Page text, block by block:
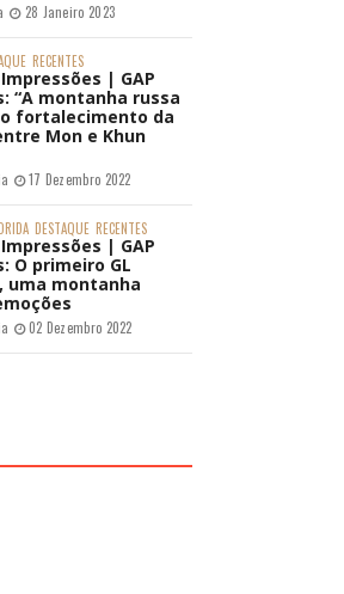
28 Janeiro 2023
RECENTES
| GAP
“A montanha russa
fortalecimento da
Mon e Khun
17 Dezembro 2022
DESTAQUE RECENTES
| GAP
O primeiro GL
uma montanha
02 Dezembro 2022